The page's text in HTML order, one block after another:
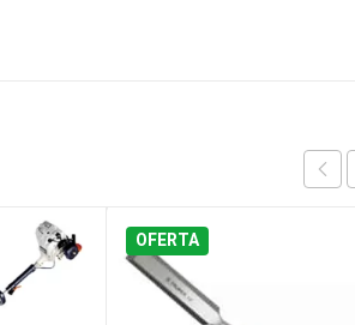
OFERTA